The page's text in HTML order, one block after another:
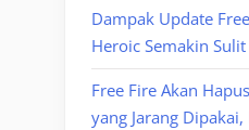
Dampak Update
Heroic Semakin
Free Fire Akan
yang Jarang